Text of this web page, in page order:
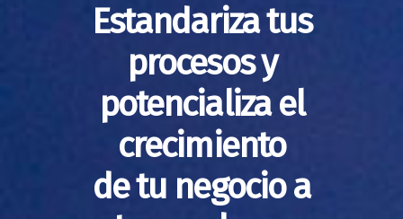
Estandariza tus
procesos y
potencializa el
crecimiento
de tu negocio a